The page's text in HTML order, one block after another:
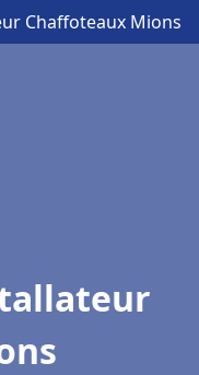
Chaffoteaux Mions